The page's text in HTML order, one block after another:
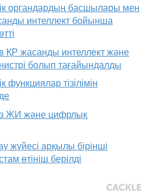
органдардың басшылары мен
интеллект бойынша
ҚР жасанды интеллект және
болып тағайындалды
функциялар тізілімін
ЖИ және цифрлық
арқылы бірінші
өтініш берілді